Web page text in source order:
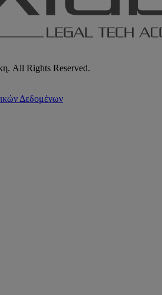
All Rights Reserved.
Δεδομένων